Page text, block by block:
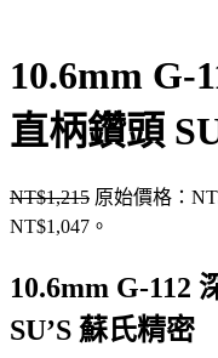
10.6mm G-
直柄鑽頭
NT$1,215 原始價格：
NT$1,047。
10.6mm G-112
SU’S 蘇氏精密